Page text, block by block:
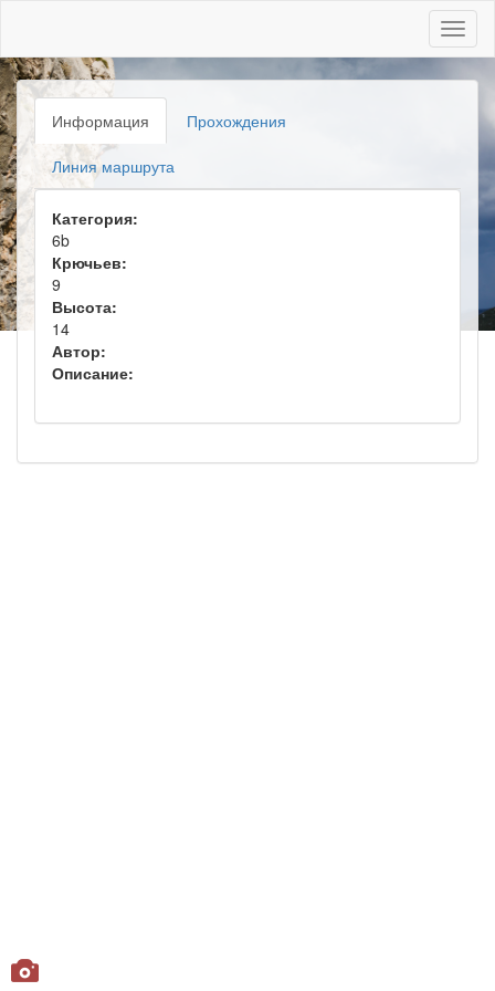
Информация Прохождения
Линия маршрута
Категория:
6b
Крючьев:
9
Высота:
14
Автор:
Описание: